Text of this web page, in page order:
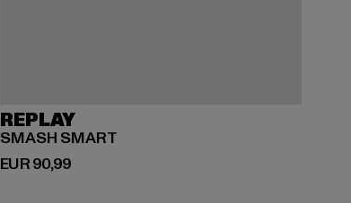
REPLAY
SMASH SMART
EUR 90,99
Derzeitiger Preis: EUR 90,99